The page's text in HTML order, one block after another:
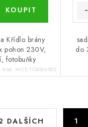
Křídlo brány
pohon 230V,
fotobuňky
Kód: NICE-TO4005-BZ2
do
DALŠÍCH 1